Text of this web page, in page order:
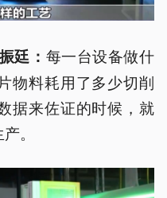
廷： 每一台设备做什
物料耗用了多少切削
据来佐证的时候，就
。